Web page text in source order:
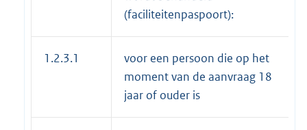
(faciliteitenpaspoort):
1.2.3.1
voor een persoon die op het
moment van de aanvraag 18
jaar of ouder is